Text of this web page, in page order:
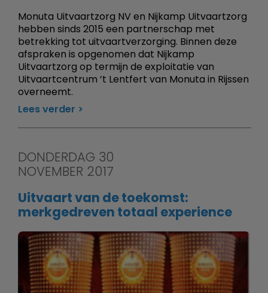
Monuta Uitvaartzorg NV en Nijkamp Uitvaartzorg
hebben sinds 2015 een partnerschap met
betrekking tot uitvaartverzorging. Binnen deze
afspraken is opgenomen dat Nijkamp
Uitvaartzorg op termijn de exploitatie van
Uitvaartcentrum ’t Lentfert van Monuta in Rijssen
overneemt.
Lees verder
DONDERDAG 30
NOVEMBER 2017
Uitvaart van de toekomst:
merkgedreven totaal experience